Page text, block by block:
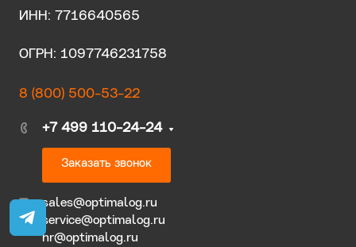
ИНН: 7716640565
ОГРН: 1097746231758
8 (800) 500-53-22
+7 499 110-24-24
Заказать звонок
sales@optimalog.ru
service@optimalog.ru
hr@optimalog.ru